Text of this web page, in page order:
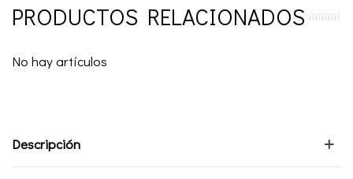
PRODUCTOS RELACIONADOS
No hay artículos
Descripción